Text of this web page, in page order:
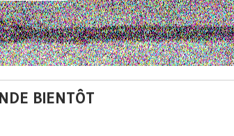
BIENTÔT